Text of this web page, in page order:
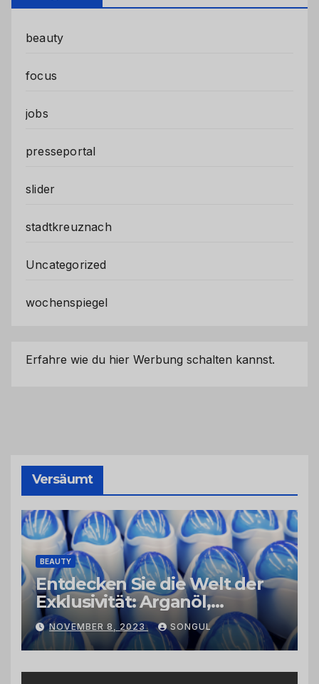
beauty
focus
jobs
presseportal
slider
stadtkreuznach
Uncategorized
wochenspiegel
Erfahre wie du hier Werbung schalten kannst.
Versäumt
BEAUTY
Entdecken Sie die Welt der
Exklusivität: Arganöl,
Kaktusfeigenkernöl und
Schwarzkümmelöl von
vertrauenswürdigen
Großhändlern und Anbietern
NOVEMBER 8, 2023 SONGUL